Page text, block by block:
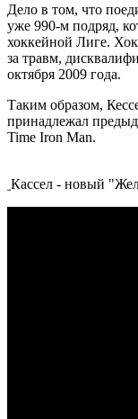
Дело в том, что
уже 990-м подряд,
хоккейной Лиге.
за травм,
октября 2009 года.
Таким образом,
принадлежал
Time Iron Man.
Кассел - новый